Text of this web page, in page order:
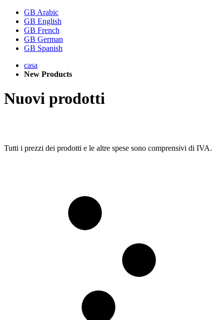
GB Arabic
GB English
GB French
GB German
GB Spanish
casa
New Products
Nuovi prodotti
Tutti i prezzi dei prodotti e le altre spese sono comprensivi di IVA.